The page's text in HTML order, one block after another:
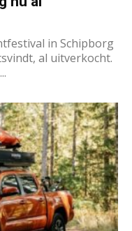
in Schipborg
al uitverkocht.